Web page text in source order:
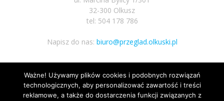
32-300 Olkusz
tel: 504 178 786
Napisz do nas: biuro@przeglad.olkuski.pl
Podążaj za nami
Ważne! Używamy plików cookies i podobnych rozwiązań
technologicznych, aby personalizować zawartość i treści
reklamowe, a także do dostarczenia funkcji związanych z